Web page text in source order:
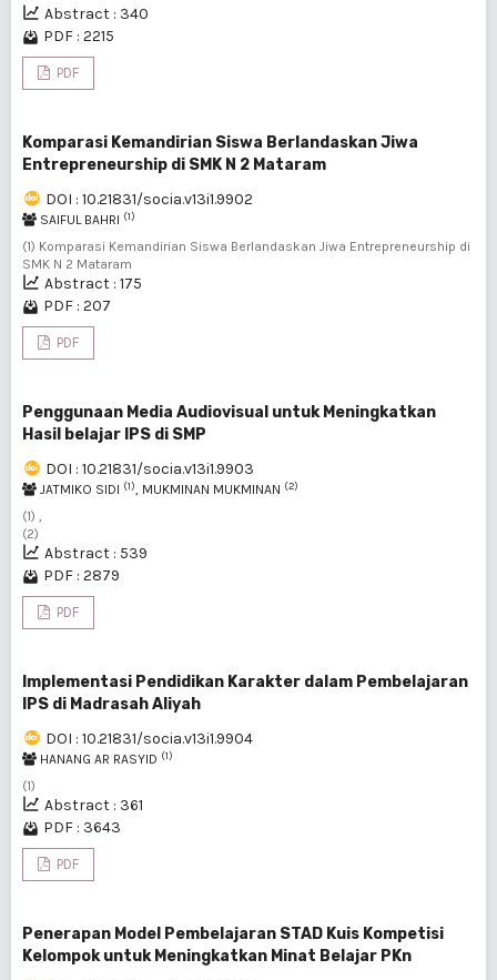
Abstract : 340
PDF : 2215
PDF
Komparasi Kemandirian Siswa Berlandaskan Jiwa
Entrepreneurship di SMK N 2 Mataram
DOI : 10.21831/socia.v13i1.9902
SAIFUL BAHRI (1)
(1) Komparasi Kemandirian Siswa Berlandaskan Jiwa Entrepreneurship di
SMK N 2 Mataram
Abstract : 175
PDF : 207
PDF
Penggunaan Media Audiovisual untuk Meningkatkan
Hasil belajar IPS di SMP
DOI : 10.21831/socia.v13i1.9903
JATMIKO SIDI (1), MUKMINAN MUKMINAN (2)
(1) ,
(2)
Abstract : 539
PDF : 2879
PDF
Implementasi Pendidikan Karakter dalam Pembelajaran
IPS di Madrasah Aliyah
DOI : 10.21831/socia.v13i1.9904
HANANG AR RASYID (1)
(1)
Abstract : 361
PDF : 3643
PDF
Penerapan Model Pembelajaran STAD Kuis Kompetisi
Kelompok untuk Meningkatkan Minat Belajar PKn